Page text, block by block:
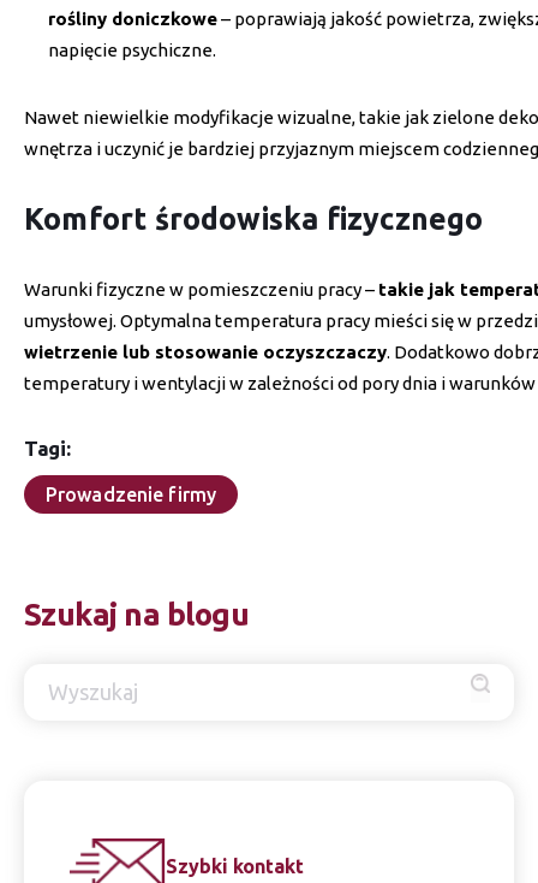
rośliny doniczkowe– poprawiają jakość powietrza,
napięcie psychiczne.
Nawet niewielkie modyfikacje wizualne, takie jak zielone
wnętrza i uczynić je bardziej przyjaznym miejscem
Komfort środowiska fizycznego
Warunki fizyczne w pomieszczeniu pracy – takie jak
umysłowej. Optymalna temperatura pracy mieści się w
wietrzenie lub stosowanie oczyszczaczy. Dodatkowo
temperatury i wentylacji w zależności od pory dnia i
Tagi:
Prowadzenie firmy
Szukaj na blogu
Szybki kontakt